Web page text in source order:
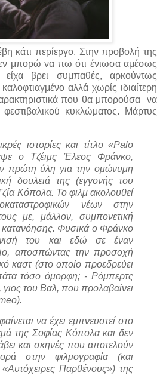
κάτι περίεργο. Στην προβολή της
μπορώ να πω ότι ένιωσα αμέσως
βρει συμπαθές, αρκούντως
αλλά χωρίς ιδιαίτερη
που θα μπορούσα να
κυκλώματος. Μάρτυς
ιστορίες και τίτλο «Palo
ο Τζέιμς Έλεος Φράνκο,
πρώτη ύλη για την ομώνυμη
δουλειά της (εγγονής του
Κόπολα. Το φιλμ ακολουθεί
νέων στην
με, μάλλον, συμπονετική
κατανόησης. Φυσικά ο Φράνκο
του και εδώ σε έναν
αποσπώντας την προσοχή
καστ (στο οποίο προεδρεύει
τόσο όμορφη; - Ρόμπερτς
γιος του Βαλ, που προλαβαίνει
να έχει εμπνευστεί στο
της Σοφίας Κόπολα και δεν
και σκηνές που αποτελούν
στην φιλμογραφία (και
«Αυτόχειρες Παρθένους») της